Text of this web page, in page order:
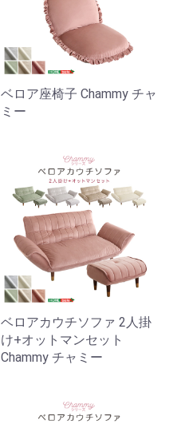
ベロア座椅子 Chammy チャ
ミー
ベロアカウチソファ 2人掛
け+オットマンセット
Chammy チャミー